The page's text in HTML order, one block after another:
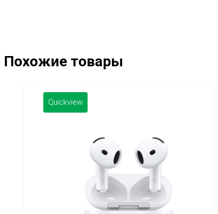
Похожие товары
Quickview